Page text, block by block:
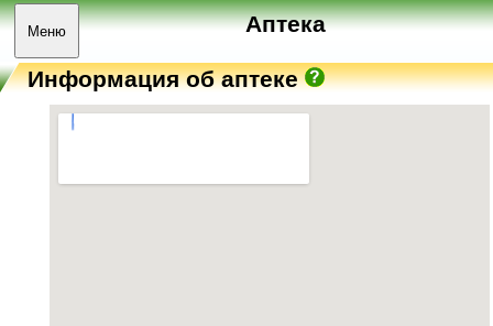
Меню Аптека
Информация об аптеке